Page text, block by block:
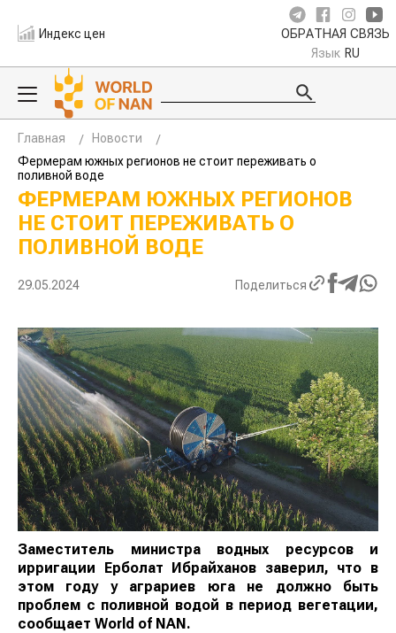
Индекс цен ОБРАТНАЯ СВЯЗЬ
Язык RU
Главная
Новости
Фермерам южных регионов не стоит переживать о
поливной воде
ФЕРМЕРАМ ЮЖНЫХ РЕГИОНОВ
НЕ СТОИТ ПЕРЕЖИВАТЬ О
ПОЛИВНОЙ ВОДЕ
29.05.2024 Поделиться
Заместитель министра водных ресурсов и
ирригации Ерболат Ибрайханов заверил, что в
этом году у аграриев юга не должно быть
проблем с поливной водой в период вегетации,
сообщает World of NAN.